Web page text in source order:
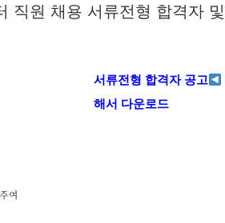
직원 채용 서류전형 합격자
서류전형 합격자 공고
해서 다운로드